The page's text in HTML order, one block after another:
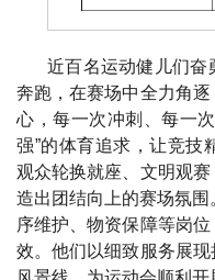
近百名运动健儿们奋
奔跑，在赛场中全力角
心，每一次冲刺、每一
强”的体育追求，让竞技
观众轮换就座、文明观
造出团结向上的赛场氛
序维护、物资保障等岗
效。他们以细致服务展